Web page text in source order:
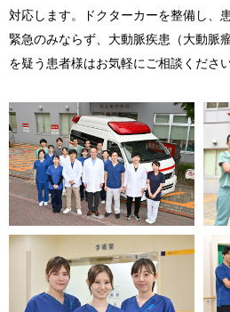
対応します。ドクターカーを整備し、
緊急のみならず、大動脈疾患（大動脈
を疑う患者様はお気軽にご相談ください